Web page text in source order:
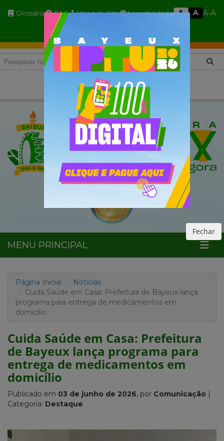
Glossário FAQ Mapa do Site Acessibilidade A A A-A
MENU PRINCIPAL
Página Inicial
Notícias
Cuida Saúde em Casa: Prefeitura de Bayeux lança
programa para entrega de medicamentos em
domicílio
Cuida Saúde em Casa: Prefeitura
de Bayeux lança programa para
entrega de medicamentos em
domicílio
Publicado em 03 de junho de 2026, por Comunicação |
Categoria: Destaque
Fechar